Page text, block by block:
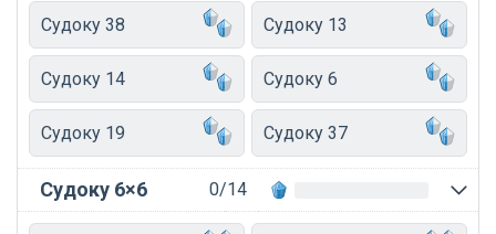
Судоку 38 Судоку 13
Судоку 14 Судоку 6
Судоку 19 Судоку 37
Судоку 6×6 0/14